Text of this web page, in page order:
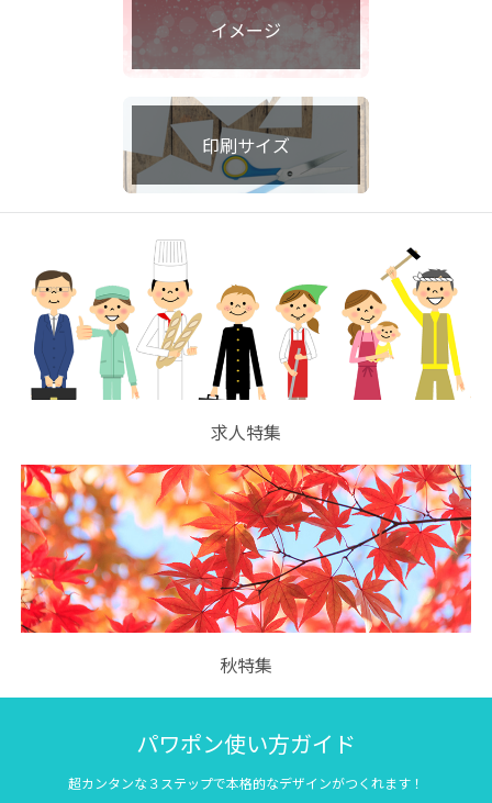
イメージ
印刷サイズ
求人特集
秋特集
パワポン使い方ガイド
超カンタンな３ステップで本格的なデザインがつくれます！